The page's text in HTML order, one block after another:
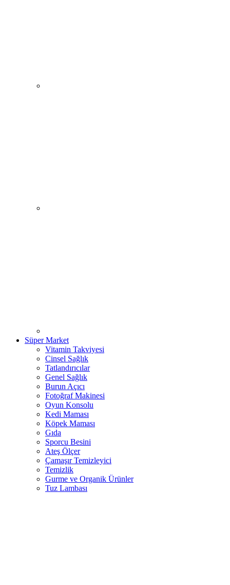
Süper Market
Vitamin Takviyesi
Cinsel Sağlık
Tatlandırıcılar
Genel Sağlık
Burun Açıcı
Fotoğraf Makinesi
Oyun Konsolu
Kedi Maması
Köpek Maması
Gıda
Sporcu Besini
Ateş Ölçer
Çamaşır Temizleyici
Temizlik
Gurme ve Organik Ürünler
Tuz Lambası